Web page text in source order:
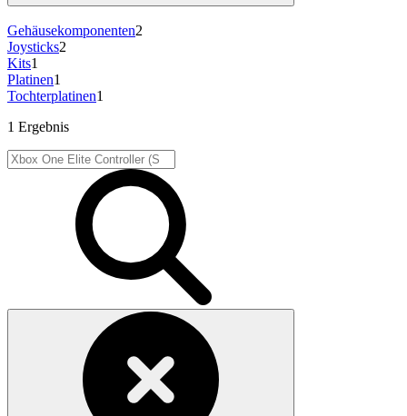
Gehäusekomponenten2
Joysticks2
Kits1
Platinen1
Tochterplatinen1
1 Ergebnis